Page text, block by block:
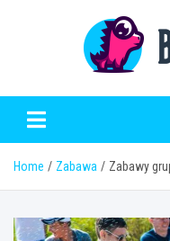
Home Zabawa Zabawy